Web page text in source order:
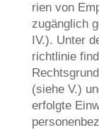
rien von
zugäng­lich
IV.). Unter
richt­li­nie
(sie­he V.)
erfolg­te